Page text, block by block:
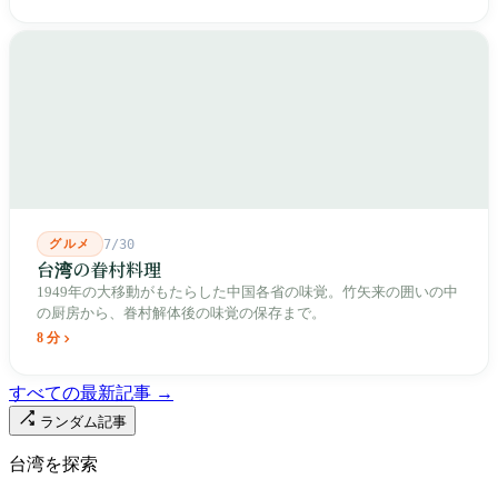
グルメ 7/30
台湾の眷村料理
1949年の大移動がもたらした中国各省の味覚。竹矢来の囲いの中
の厨房から、眷村解体後の味覚の保存まで。
8 分
すべての最新記事 →
ランダム記事
台湾を探索